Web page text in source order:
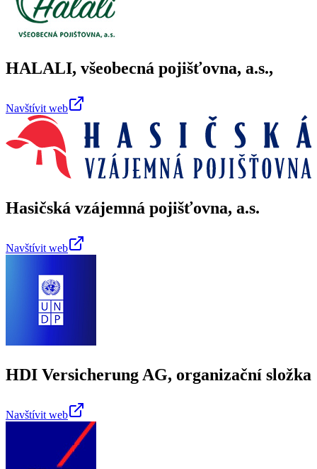
HALALI, všeobecná pojišťovna, a.s.,
Navštívit web
Hasičská vzájemná pojišťovna, a.s.
Navštívit web
HDI Versicherung AG, organizační složka
Navštívit web